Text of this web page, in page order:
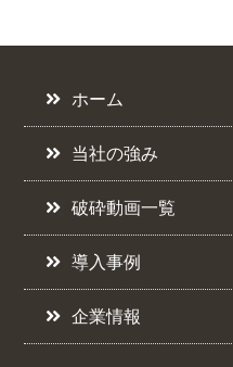
ホーム
当社の強み
破砕動画一覧
導入事例
企業情報